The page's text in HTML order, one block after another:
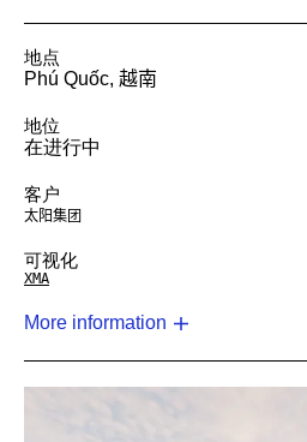
地点
Phú Quốc, 越南
地位
在进行中
客户
太阳集团
可视化
XMA
More information